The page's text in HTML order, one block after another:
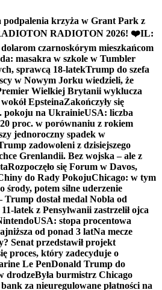
podpalenia krzyża w Grant Park z
RADIOTON 2026! ❤️IL:
czarnoskórym mieszkańcom
masakra w szkole w Tumbler
sprawcą 18-latekTrump do szefa
w Nowym Jorku wiedzieli, że
Wielkiej Brytanii wyklucza
EpsteinaZakończyły się
pokoju na UkrainieUSA: liczba
proc. w porównaniu z rokiem
jednoroczny spadek w
zadowoleni z dzisiejszego
Grenlandii. Bez wojska – ale z
Rozpoczęło się Forum w Davos,
do Rady PokojuChicago: w tym
środy, potem silne uderzenie
Trump dostał medal Nobla od
latek z Pensylwanii zastrzelił ojca
USA: stopa procentowa
od ponad 3 latNa mecze
Senat przedstawił projekt
proces, który zadecyduje o
Le PenDonald Trump do
drodzeByła burmistrz Chicago
za nieuregulowane płatności na